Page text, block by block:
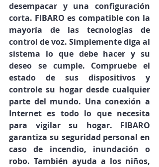
desempacar y una configuración
corta. FIBARO es compatible con la
mayoría de las tecnologías de
control de voz. Simplemente diga al
sistema lo que debe hacer y su
deseo se cumple. Compruebe el
estado de sus dispositivos y
controle su hogar desde cualquier
parte del mundo. Una conexión a
Internet es todo lo que necesita
para vigilar su hogar. FIBARO
garantiza su seguridad personal en
caso de incendio, inundación o
robo. También ayuda a los niños,